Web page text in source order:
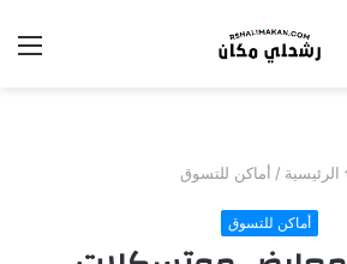
الرئيسية / أماكن للتسوق
أماكن للتسوق